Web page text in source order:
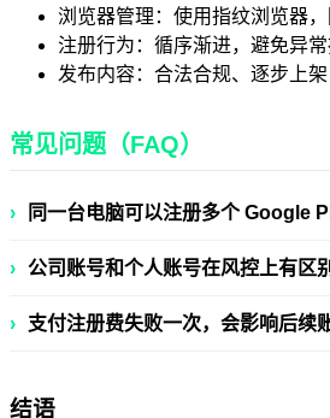
浏览器管理：使用指纹浏览器
注册行为：循序渐进，避免异
发布内容：合法合规、逐步上
常见问题（FAQ）
› 同一台电脑可以注册多个 Google
› 公司账号和个人账号在风控上有区
› 支付注册费失败一次，会影响后续
结语